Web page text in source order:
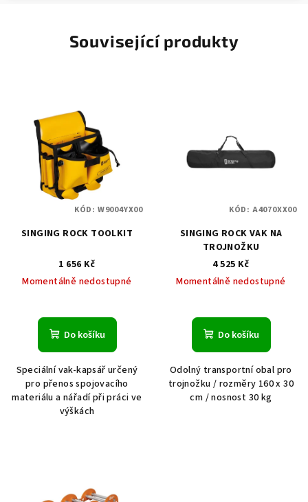
Související produkty
SINGING ROCK TOOLKIT
1 656 Kč
Momentálně nedostupné
Do košíku
Speciální vak-kapsář určený
pro přenos spojovacího
materiálu a nářadí při práci ve
výškách
KÓD: W9004YX00
SINGING ROCK VAK NA
TROJNOŽKU
4 525 Kč
Momentálně nedostupné
Do košíku
Odolný transportní obal pro
trojnožku / rozměry 160 x 30
cm / nosnost 30 kg
KÓD: A4070XX00